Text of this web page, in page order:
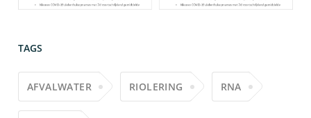
TAGS
AFVALWATER RIOLERING RNA